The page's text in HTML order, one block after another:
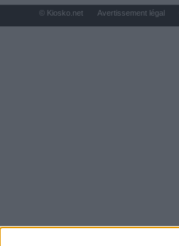
© Kiosko.net Avertissement légal